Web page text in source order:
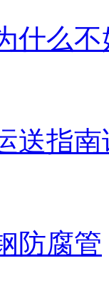
什么不
送指
防腐管